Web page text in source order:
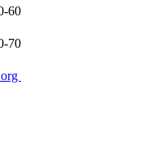
60
70